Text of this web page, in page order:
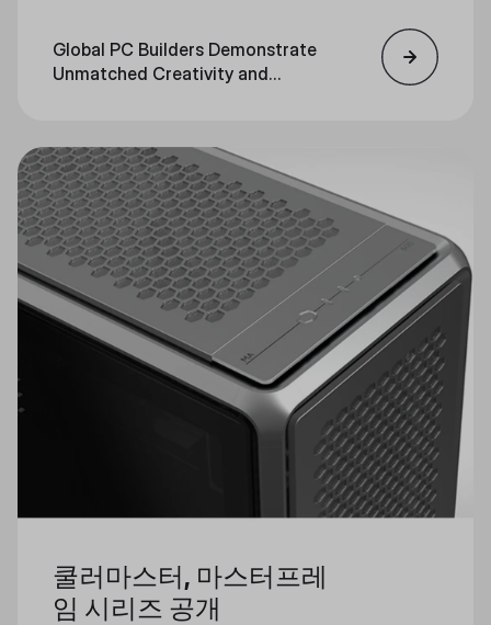
Global PC Builders Demonstrate
Unmatched Creativity and
쿨러마스터, 마스터프레
임 시리즈 공개